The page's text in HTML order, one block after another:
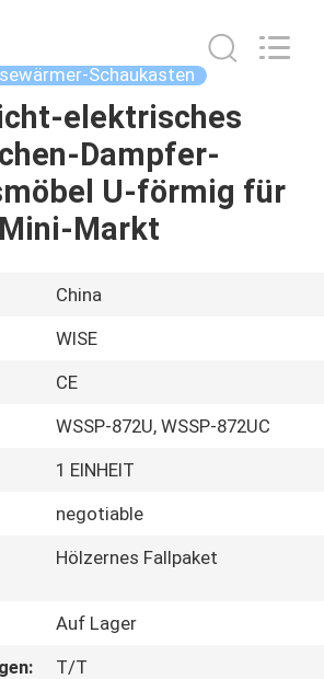
Schaukasten
elektrisches
Dampfer-
U-förmig für
Mini-Markt
China
WISE
CE
WSSP-872U, WSSP-872UC
1 EINHEIT
negotiable
Hölzernes Fallpaket
Auf Lager
T/T